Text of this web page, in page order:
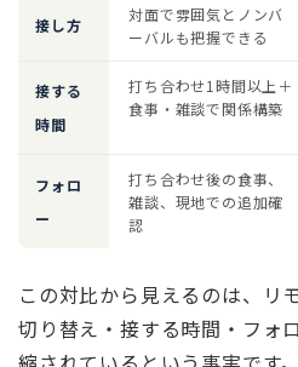
接し方
対面で雰囲気とノンバ
ーバルも把握できる
接する
時間
打ち合わせ1時間以上＋
食事・雑談で関係構築
フォロ
ー
打ち合わせ後の食事、
雑談、現地での追加確
認
この対比から見えるのは、リ
切り替え・接する時間・フォ